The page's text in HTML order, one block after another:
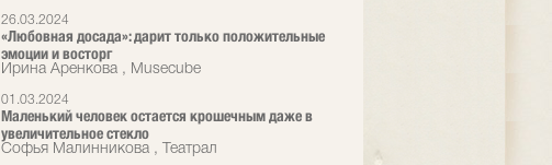
26.03.2024
«Любовная досада»: дарит только положительные
эмоции и восторг
Ирина Аренкова , Musecube
01.03.2024
Маленький человек остается крошечным даже в
увеличительное стекло
Софья Малинникова , Театрал